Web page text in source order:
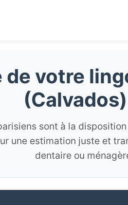
votre
sont à la
une estimation juste et
dentaire ou